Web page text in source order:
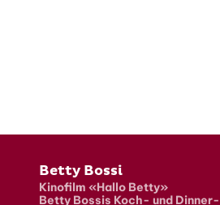
Fusszeile
Betty Bossi
Kinofilm «Hallo Betty»
Betty Bossis Koch- und